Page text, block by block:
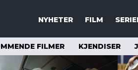
NYHETER FILM
FILMER KJENDISER